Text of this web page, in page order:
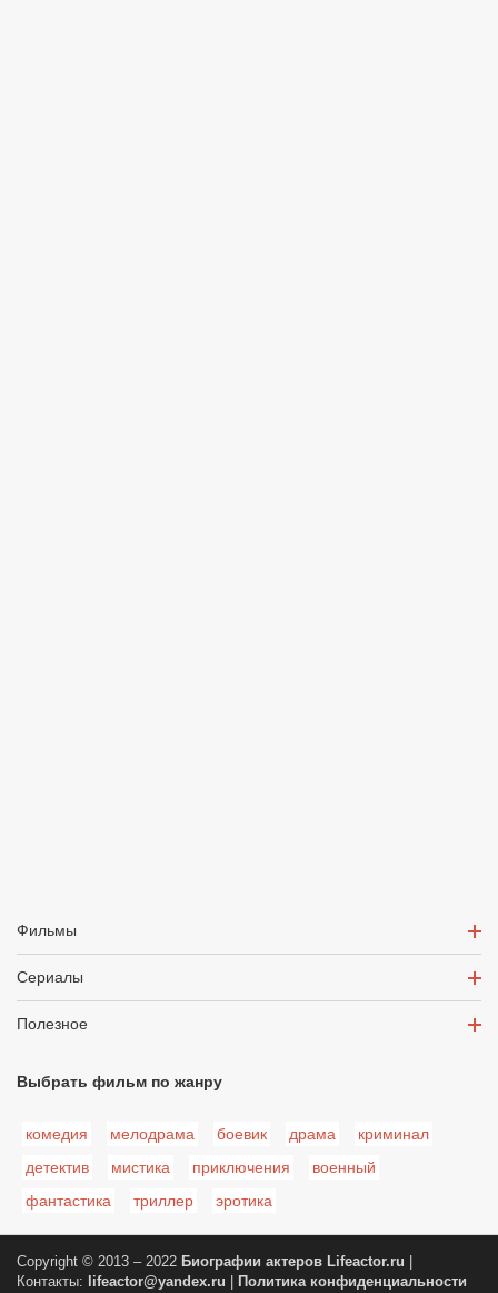
Фильмы
Сериалы
Полезное
Выбрать фильм по жанру
комедия мелодрама боевик драма
криминал
детектив
мистика приключения
военный
фантастика
триллер эротика
Copyright © 2013 – 2022 Биографии актеров Lifeactor.ru
Контакты:
lifeactor@yandex.ru Политика конфиденциальности